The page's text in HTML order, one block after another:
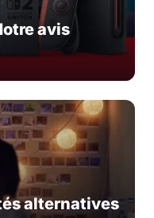
avis
alternatives